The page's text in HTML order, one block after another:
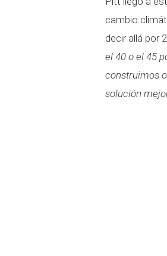
cambio
decir allá por
el 40 o el 45
construimos
solución